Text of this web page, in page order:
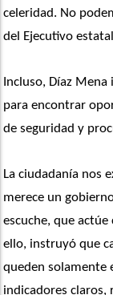
celeridad. No
del Ejecutivo
Incluso, Díaz
para encontrar
de seguridad y
La ciudadanía nos
merece un
escuche, que
ello, instruyó que
queden solamente
indicadores claros,